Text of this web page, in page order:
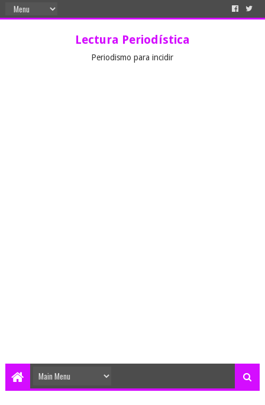
Lectura Periodística
Periodismo para incidir